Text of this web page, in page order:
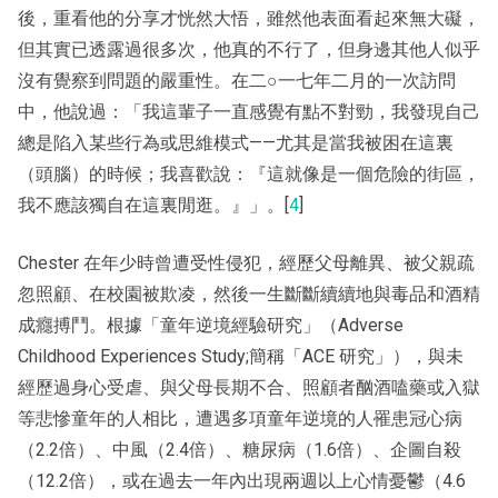
後，重看他的分享才恍然大悟，雖然他表面看起來無大礙，
但其實已透露過很多次，他真的不行了，但身邊其他人似乎
沒有覺察到問題的嚴重性。在二○一七年二月的一次訪問
中，他說過：「我這輩子一直感覺有點不對勁，我發現自己
總是陷入某些行為或思維模式——尤其是當我被困在這裏
（頭腦）的時候；我喜歡說：『這就像是一個危險的街區，
我不應該獨自在這裏閒逛。』」。[4]
Chester 在年少時曾遭受性侵犯，經歷父母離異、被父親疏
忽照顧、在校園被欺凌，然後一生斷斷續續地與毒品和酒精
成癮搏鬥。根據「童年逆境經驗研究」（Adverse
Childhood Experiences Study;簡稱「ACE 研究」），與未
經歷過身心受虐、與父母長期不合、照顧者酗酒嗑藥或入獄
等悲慘童年的人相比，遭遇多項童年逆境的人罹患冠心病
（2.2倍）、中風（2.4倍）、糖尿病（1.6倍）、企圖自殺
（12.2倍），或在過去一年內出現兩週以上心情憂鬱（4.6